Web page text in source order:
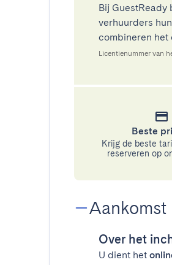
Bij
verhuurders
combineren het
Licentienummer van
Beste
Krijg de beste
reserveren op
Aankomst
Over het
U dient het